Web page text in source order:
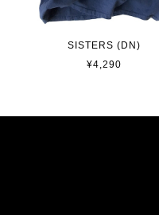
SISTERS (DN)
¥4,290